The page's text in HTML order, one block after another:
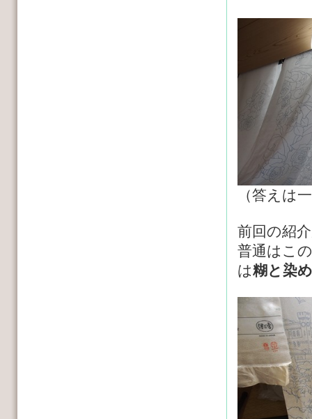
（答えは
前回の紹
普通はこ
は糊と染